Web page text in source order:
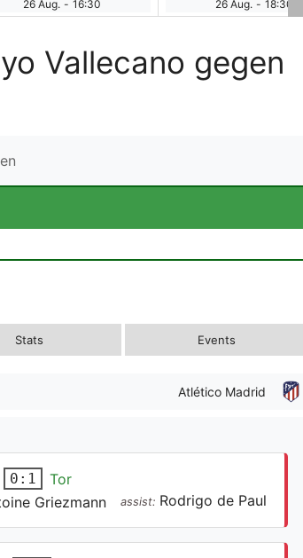
26 Aug. - 16:30
26 Aug. - 18:30
Vallecano gegen
Stats Events
Atlético Madrid
0:1
Tor
Griezmann
assist: Rodrigo de Paul